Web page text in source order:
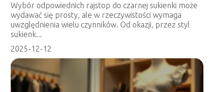
Wybór odpowiednich rajstop do czarnej sukienki może
wydawać się prosty, ale w rzeczywistości wymaga
uwzględnienia wielu czynników. Od okazji, przez styl
sukienk...
2025-12-12